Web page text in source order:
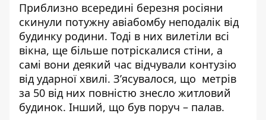
Приблизно всередині березня росіяни
скинули потужну авіабомбу неподалік від
будинку родини. Тоді в них вилетіли всі
вікна, ще більше потріскалися стіни, а
самі вони деякий час відчували контузію
від ударної хвилі. З’ясувалося, що метрів
за 50 від них повністю знесло житловий
будинок. Інший, що був поруч – палав.